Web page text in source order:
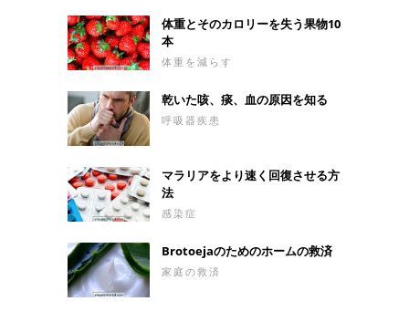
起こす。 ロタウイルス
感染の予防は、小児科
医の指示どおりに行わ
そうでなければ、下痢
が非常に重度であり、
数時間で重度の脱水を
引き起こす場合がある
ため、赤ちゃんの生命
は危険にさらされる可
能性があります。 ロタ
ウイルスの症状は8〜
す。赤ちゃんの敏感な
赤みを残す可能性のあ
る強い酸性匂いを伴う
重度の下痢、腹部の痛
体重とそのカロリーを失う果物10
本
体重を減らす
乾いた咳、痰、血の原因を知る
呼吸器疾患
マラリアをより速く回復させる方
法
感染症
Brotoejaのためのホームの救済
家庭の救済